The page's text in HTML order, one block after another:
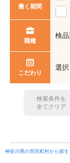
働く期間
職種
検
こだわり
選
検索条件を
全てクリア
神奈川県の市区町村から探す